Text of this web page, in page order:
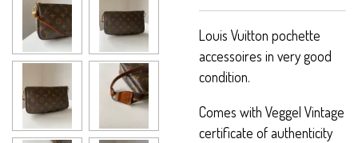
Louis Vuitton pochette
accessoires in very good
condition.
Comes with Veggel Vintage
certificate of authenticity